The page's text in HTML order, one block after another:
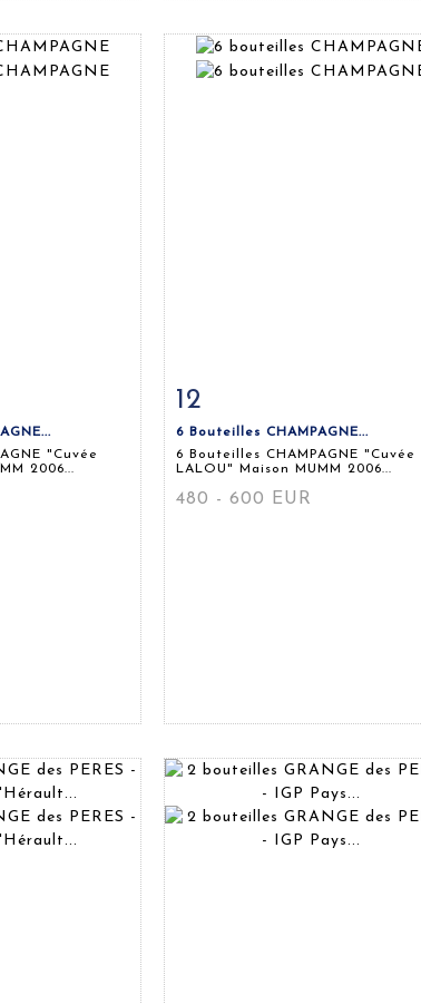
"Cuvée
2006...
Fiche détaillée
12
6 Bouteilles CHAMPAGNE...
6 Bouteilles CHAMPAGNE "Cuvée
LALOU" Maison MUMM 2006...
480 - 600 EUR